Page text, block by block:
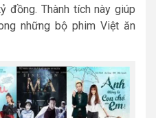
đồng. Thành tích này giúp
những bộ phim Việt ăn